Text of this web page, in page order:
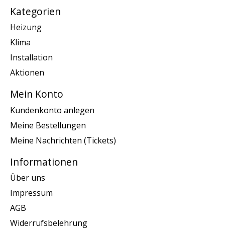
Kategorien
Heizung
Klima
Installation
Aktionen
Mein Konto
Kundenkonto anlegen
Meine Bestellungen
Meine Nachrichten (Tickets)
Informationen
Über uns
Impressum
AGB
Widerrufsbelehrung